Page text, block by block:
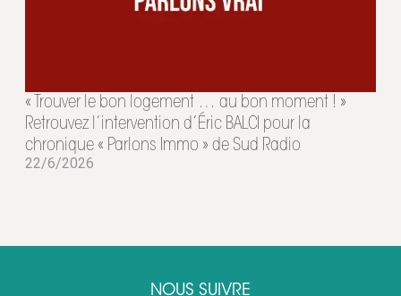
« Trouver le bon logement … au bon moment ! »
Retrouvez l’intervention d’Éric BALCI pour la
chronique « Parlons Immo » de Sud Radio
22/6/2026
NOUS SUIVRE